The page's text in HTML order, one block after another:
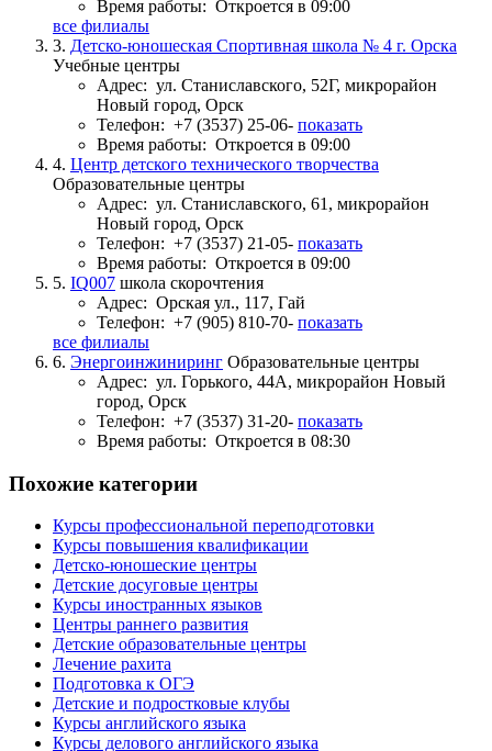
Время работы: Откроется в 09:00
все филиалы
3. Детско-юношеская Спортивная школа № 4 г. Орска
Учебные центры
Адрес: ул. Станиславского, 52Г, микрорайон
Новый город, Орск
Телефон: +7 (3537) 25-06- показать
Время работы: Откроется в 09:00
4. Центр детского технического творчества
Образовательные центры
Адрес: ул. Станиславского, 61, микрорайон
Новый город, Орск
Телефон: +7 (3537) 21-05- показать
Время работы: Откроется в 09:00
5. IQ007 школа скорочтения
Адрес: Орская ул., 117, Гай
Телефон: +7 (905) 810-70- показать
все филиалы
6. Энергоинжиниринг Образовательные центры
Адрес: ул. Горького, 44А, микрорайон Новый
город, Орск
Телефон: +7 (3537) 31-20- показать
Время работы: Откроется в 08:30
Похожие категории
Курсы профессиональной переподготовки
Курсы повышения квалификации
Детско-юношеские центры
Детские досуговые центры
Курсы иностранных языков
Центры раннего развития
Детские образовательные центры
Лечение рахита
Подготовка к ОГЭ
Детские и подростковые клубы
Курсы английского языка
Курсы делового английского языка